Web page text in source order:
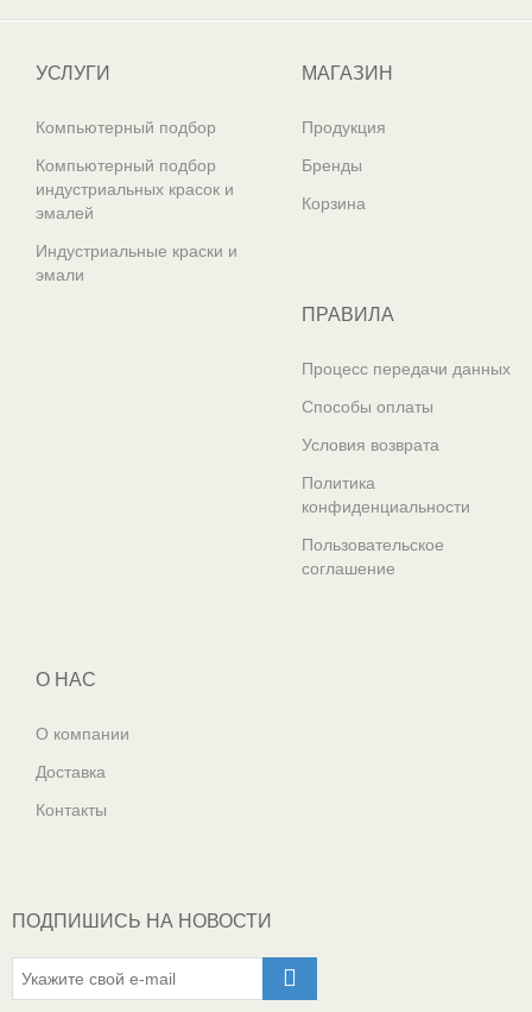
УСЛУГИ
Компьютерный подбор
Компьютерный подбор
индустриальных красок и
эмалей
Индустриальные краски и
эмали
МАГАЗИН
Продукция
Бренды
Корзина
ПРАВИЛА
Процесс передачи данных
Способы оплаты
Условия возврата
Политика
конфиденциальности
Пользовательское
соглашение
О НАС
О компании
Доставка
Контакты
ПОДПИШИСЬ НА НОВОСТИ